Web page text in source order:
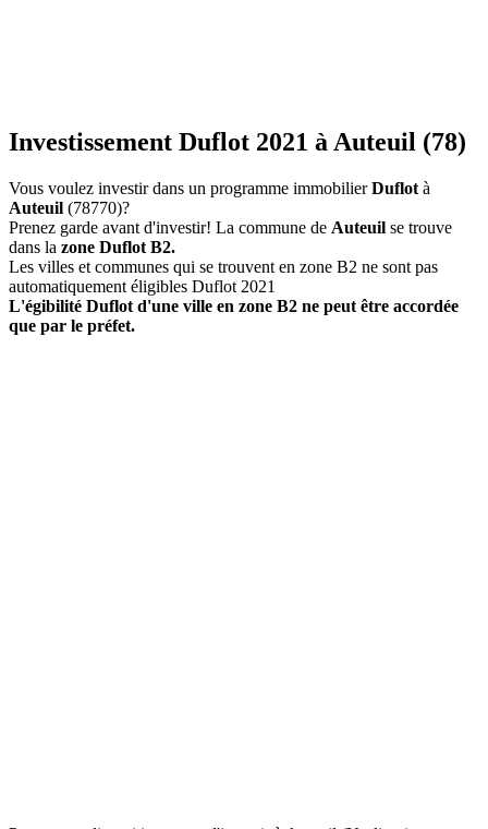
Investissement Duflot 2021 à Auteuil (78)
Vous voulez investir dans un programme immobilierDuflot à
Auteuil (78770)?
Prenez garde avant d'investir! La commune de Auteuil se trouve
dans la zone Duflot B2.
Les villes et communes qui se trouvent en zone B2 ne sont pas
automatiquement éligibles Duflot 2021
L'égibilité Duflot d'une ville en zone B2 ne peut être accordée
que par le préfet.